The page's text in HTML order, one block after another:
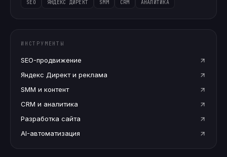
SEO
ЯНДЕКС ДИРЕКТ SMM CRM АНАЛИТИКА
ИНСТРУМЕНТЫ
SEO-продвижение
Яндекс Директ и реклама
SMM и контент
CRM и аналитика
Разработка сайта
AI-автоматизация